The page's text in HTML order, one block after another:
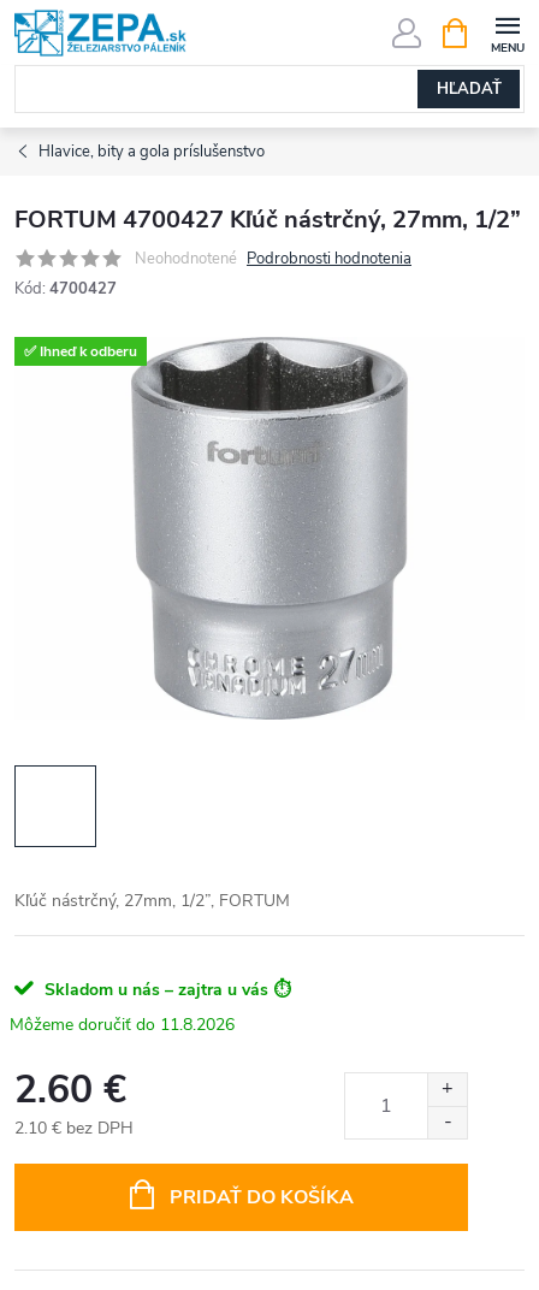
Prejsť
na
obsah
HĽADAŤ
KOŠÍK
Hlavice, bity a gola príslušenstvo
FORTUM 4700427 Kľúč nástrčný, 27mm, 1/2”
Neohodnotené Podrobnosti hodnotenia
Kód: 4700427
✅ Ihneď k odberu
Kľúč nástrčný, 27mm, 1/2”, FORTUM
Skladom u nás – zajtra u vás ⏱️
11.8.2026
2.60 €
2.10 € bez DPH
PRIDAŤ DO KOŠÍKA